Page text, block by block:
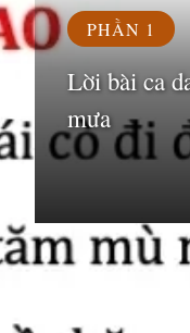
PHẦN 1
Lời bài ca
mưa